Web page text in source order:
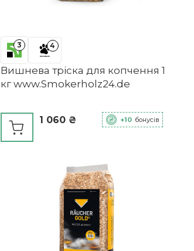
3 4
Вишнева тріска для копчення 1
кг www.Smokerholz24.de
1 060 ₴ +10 бонусів